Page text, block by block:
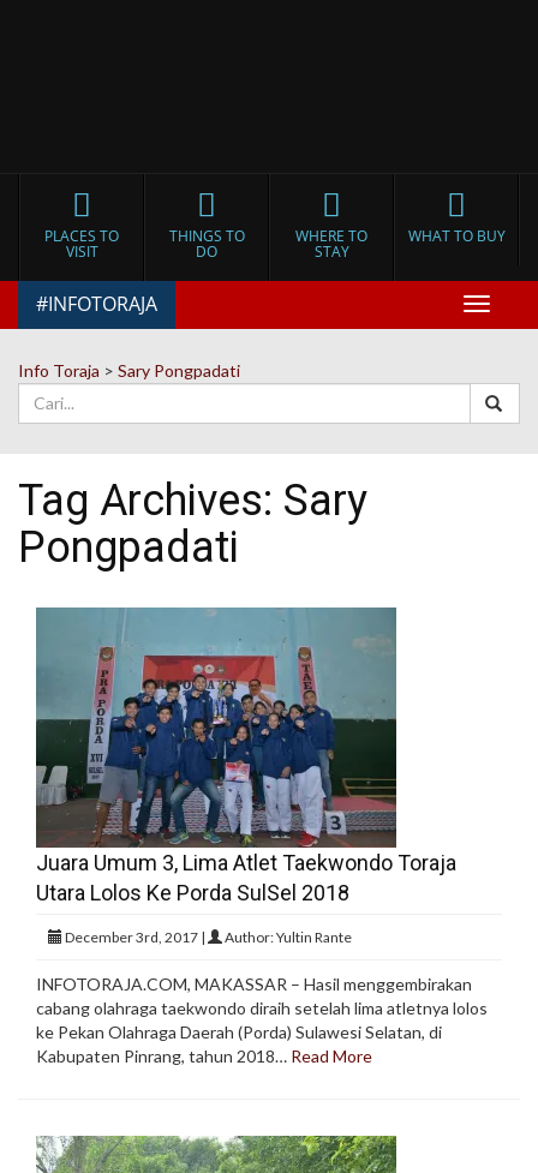
PLACES TO
VISIT
THINGS TO
DO
WHERE TO
STAY
WHAT TO BUY
Toggle
#INFOTORAJA
Info Toraja > Sary Pongpadati
Tag Archives: Sary
Pongpadati
Juara Umum 3, Lima Atlet Taekwondo Toraja
Utara Lolos Ke Porda SulSel 2018
December 3rd, 2017 | Author: Yultin Rante
INFOTORAJA.COM, MAKASSAR – Hasil menggembirakan
cabang olahraga taekwondo diraih setelah lima atletnya lolos
ke Pekan Olahraga Daerah (Porda) Sulawesi Selatan, di
Kabupaten Pinrang, tahun 2018… Read More